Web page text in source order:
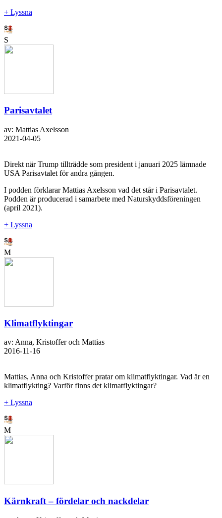
+ Lyssna
S
Parisavtalet
av: Mattias Axelsson
2021-04-05
Direkt när Trump tillträdde som president i januari 2025 lämnade
USA Parisavtalet för andra gången.
I podden förklarar Mattias Axelsson vad det står i Parisavtalet.
Podden är producerad i samarbete med Naturskyddsföreningen
(april 2021).
+ Lyssna
M
Klimatflyktingar
av: Anna, Kristoffer och Mattias
2016-11-16
Mattias, Anna och Kristoffer pratar om klimatflyktingar. Vad är en
klimatflykting? Varför finns det klimatflyktingar?
+ Lyssna
M
Kärnkraft – fördelar och nackdelar